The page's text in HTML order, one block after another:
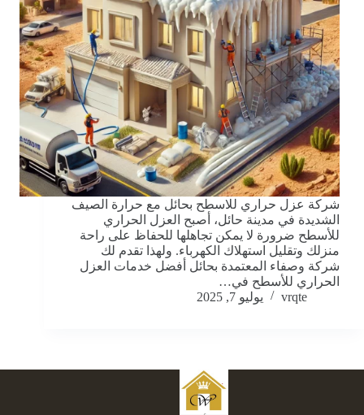
شركة عزل حراري للاسطح بحائل مع حرارة الصيف
الشديدة في مدينة حائل، أصبح العزل الحراري
للأسطح ضرورة لا يمكن تجاهلها للحفاظ على راحة
منزلك وتقليل استهلاك الكهرباء. ولهذا تقدم لك
شركة وصفاء المعتمدة بحائل أفضل خدمات العزل
الحراري للأسطح في…
vrqte
يوليو 7, 2025